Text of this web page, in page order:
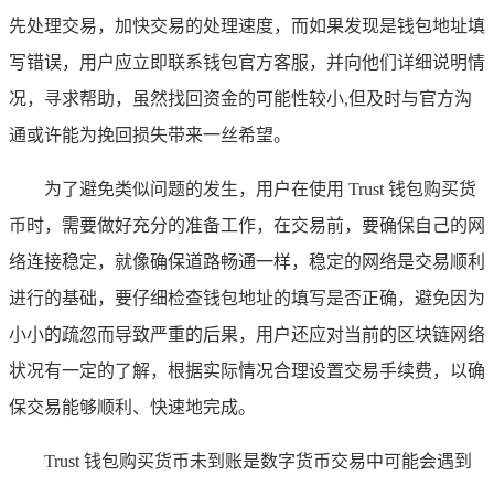
先处理交易，加快交易的处理速度，而如果发现是钱包地址填
写错误，用户应立即联系钱包官方客服，并向他们详细说明情
况，寻求帮助，虽然找回资金的可能性较小,但及时与官方沟
通或许能为挽回损失带来一丝希望。
为了避免类似问题的发生，用户在使用 Trust 钱包购买货
币时，需要做好充分的准备工作，在交易前，要确保自己的网
络连接稳定，就像确保道路畅通一样，稳定的网络是交易顺利
进行的基础，要仔细检查钱包地址的填写是否正确，避免因为
小小的疏忽而导致严重的后果，用户还应对当前的区块链网络
状况有一定的了解，根据实际情况合理设置交易手续费，以确
保交易能够顺利、快速地完成。
Trust 钱包购买货币未到账是数字货币交易中可能会遇到